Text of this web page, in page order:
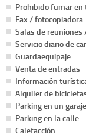
Prohibido fumar
Fax / fotocopiadora
Salas de reuniones
Servicio diario de
Guardaequipaje
Venta de entradas
Información
Alquiler de
Parking en un garaje
Parking en la calle
Calefacción